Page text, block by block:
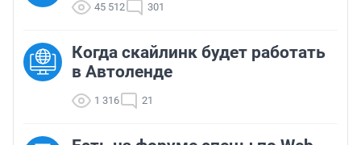
45 512 301
Когда скайлинк будет работать
в Автоленде
1 316 21